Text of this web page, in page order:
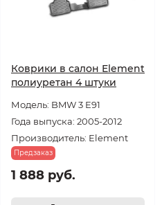
Коврики в салон Element
полиуретан 4 штуки
Модель: BMW 3 E91
Года выпуска: 2005-2012
Производитель: Element
Предзаказ
1 888 руб.